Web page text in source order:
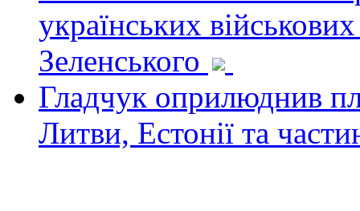
українських
Зеленського
Гладчук оприлюднив
Литви, Естонії та